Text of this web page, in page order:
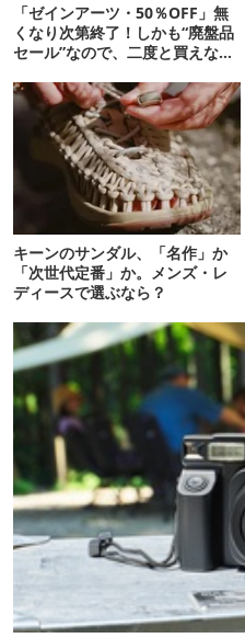
「ゼインアーツ・50％OFF」無
くなり次第終了！しかも“廃盤品
セール”なので、二度と買えない
キーンのサンダル、「名作」か
「次世代定番」か。メンズ・レ
ディースで選ぶなら？